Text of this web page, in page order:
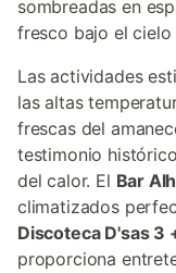
sombreadas en
fresco bajo el
Las actividades
las altas
frescas del
testimonio
del calor. El Bar
climatizados
Discoteca D'sas 3
proporciona